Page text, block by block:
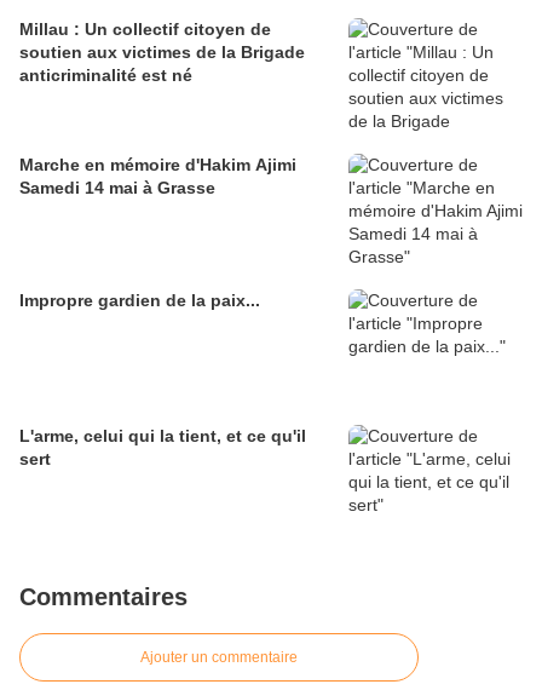
Millau : Un collectif citoyen de
soutien aux victimes de la Brigade
anticriminalité est né
Marche en mémoire d'Hakim Ajimi
Samedi 14 mai à Grasse
Impropre gardien de la paix...
L'arme, celui qui la tient, et ce qu'il
sert
Commentaires
Ajouter un commentaire